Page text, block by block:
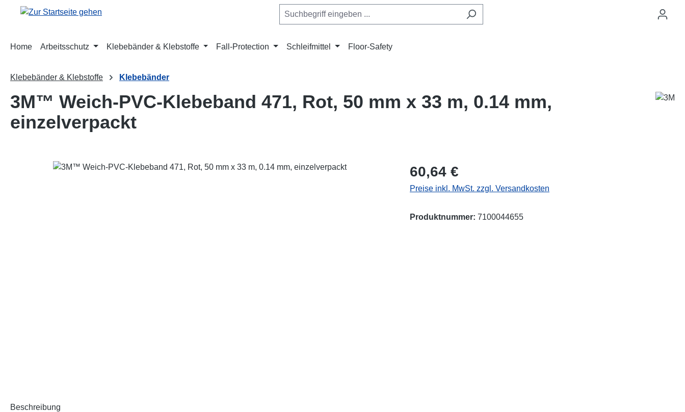
Hauptinhalt springen
Zur Suche springen
Zur Hauptnavigation springen
Home Arbeitsschutz Klebebänder & Klebstoffe Fall-Protection Schleifmittel Floor-Safety
Klebebänder & Klebstoffe Klebebänder
3M™ Weich-PVC-Klebeband 471, Rot, 50 mm x 33 m, 0.14 mm,
einzelverpackt
Bildergalerie überspringen Regulärer Preis:
60,64 €
Preise inkl. MwSt. zzgl. Versandkosten
Produktnummer: 7100044655
Beschreibung